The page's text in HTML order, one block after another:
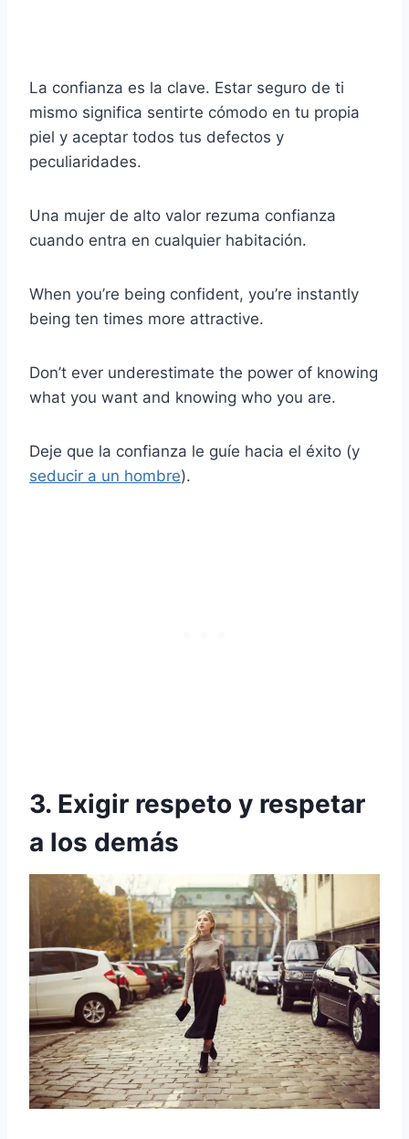
La confianza es la clave. Estar seguro de ti
mismo significa sentirte cómodo en tu propia
piel y aceptar todos tus defectos y
peculiaridades.
Una mujer de alto valor rezuma confianza
cuando entra en cualquier habitación.
When you’re being confident, you’re instantly
being ten times more attractive.
Don’t ever underestimate the power of knowing
what you want and knowing who you are.
Deje que la confianza le guíe hacia el éxito (y
seducir a un hombre).
3. Exigir respeto y respetar
a los demás